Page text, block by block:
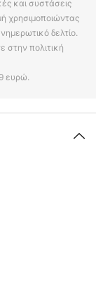
και συστάσεις
χρησιμοποιώντας
δελτίο.
στην πολιτική
ευρώ.